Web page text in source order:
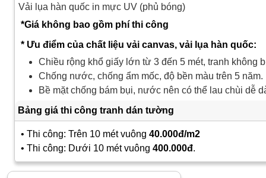
Vải lụa hàn quốc in mực UV (phủ bóng)
*Giá không bao gồm phí thi công
* Ưu điểm của chất liệu vải canvas, vải lụa hàn quốc:
Chiều rộng khổ giấy lớn từ 3 đến 5 mét, tranh không
Chống nước, chống ẩm mốc, độ bền màu trên 5 năm.
Bề mặt chống bám bụi, nước nên có thể lau chùi dễ
Bảng giá thi công tranh dán tường
• Thi công: Trên 10 mét vuông 40.000đ/m2
• Thi công: Dưới 10 mét vuông 400.000đ.